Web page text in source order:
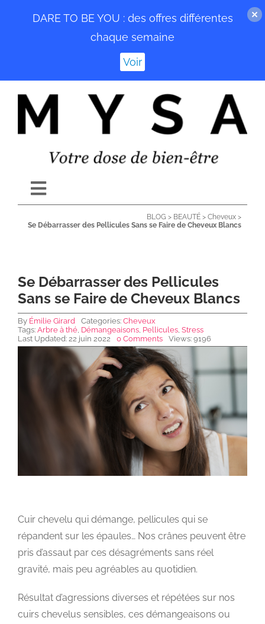
contenu
Toggle
Navigation
ACCUEIL
NEWS DE FOREO
SKINCARE
SANTÉ & BIEN-ÊTRE
BLOG > BEAUTÉ > Cheveux >
Se Débarrasser des Pellicules Sans se Faire de Cheveux Blancs
Se Débarrasser des Pellicules
Sans se Faire de Cheveux Blancs
By Émilie Girard Categories: Cheveux
Tags: Arbre à thé Démangeaisons Pellicules Stress
Last Updated: 22 juin 2022
0 Comments Views: 9196
Cuir chevelu qui démange, pellicules qui se
répandent sur les épaules… Nos crânes peuvent être
pris d’assaut par ces désagréments sans réel
gravité, mais peu agréables au quotidien.
Résultat d’agressions diverses et répétées sur nos
cuirs chevelus sensibles, ces démangeaisons ou
DARE TO BE YOU : des offres différentes
chaque semaine
Voir